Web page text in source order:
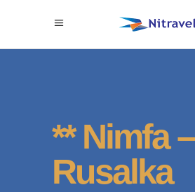
** Nimfa –
Rusalka